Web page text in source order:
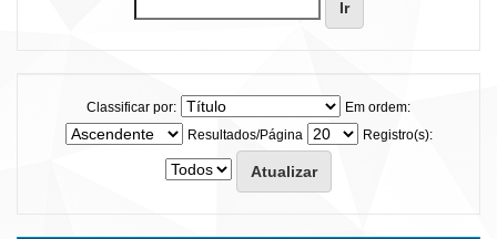
Classificar por:
Em ordem:
Resultados/Página
Registro(s):